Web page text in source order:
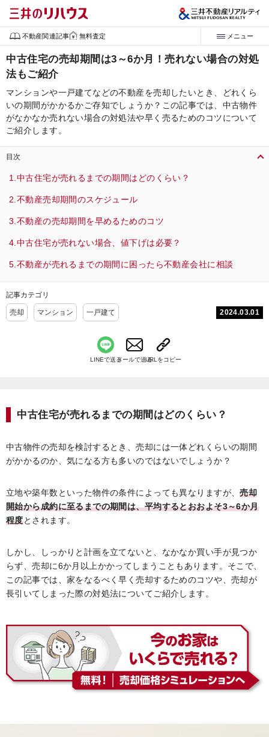
不動産関連記事 無料査定 メニュー
中古住宅の売却期間は3～6か月！売れない場合の対処
法もご紹介
マンションや一戸建てなどの不動産を売却したいとき、どれくら
いの期間がかかるかご存知でしょうか？この記事では、中古物件
がなかなか売れない場合の対処法や早く売るためのコツについて
ご紹介します。
目次
中古住宅が売れるまでの期間はどのくらい？
不動産売却期間のスケジュール
不動産の売却期間を早めるためのコツ
中古住宅が売れない場合、値下げは必要？
不動産が売れるまでの期間に困ったら不動産会社に相談
記事カテゴリ
売却 マンション 一戸建て 2024.03.01
LINEで送るメールで送るURLをコピー
中古住宅が売れるまでの期間はどのくらい？
中古物件の売却を検討するとき、売却には一体どれくらいの期間
がかかるのか、気になる方も多いのではないでしょうか？
立地や築年数といった物件の条件によっても異なりますが、売却
開始から成約に至るまでの期間は、平均するとおおよそ3～6か月
程度とされます。
しかし、しっかりと計画を立てないと、なかなか買い手が見つか
らず、売却に6か月以上かかってしまうこともあります。そこで、
この記事では、家をなるべく早く売却するためのコツや、売却が
長引いてしまった際の対処法についてご紹介します。